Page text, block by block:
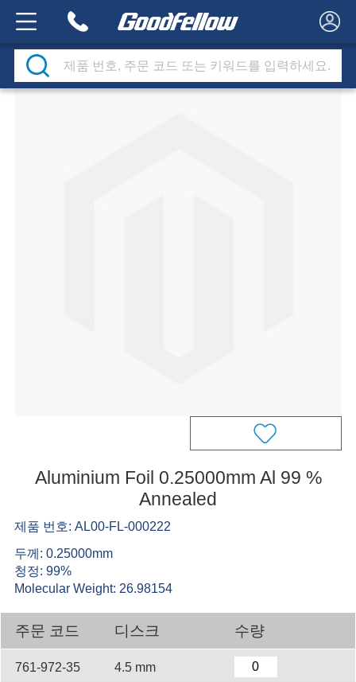
Aluminium Foil 0.25000mm Al 99 %
Annealed
제품 번호: AL00-FL-000222
두께: 0.25000mm
청정: 99%
Molecular Weight: 26.98154
주문 코드 디스크 수량
761-972-35 4.5 mm